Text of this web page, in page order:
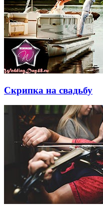
Скрипка на свадьбу